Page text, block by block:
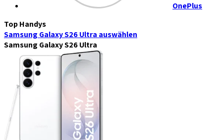
OnePlus
Top Handys
Samsung Galaxy S26 Ultra auswählen
Samsung Galaxy S26 Ultra